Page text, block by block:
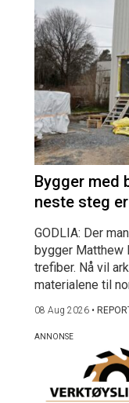
Bygger med
neste steg
GODLIA: Der
bygger Matthew
trefiber. Nå vil
materialene til
08 Aug 2026 •